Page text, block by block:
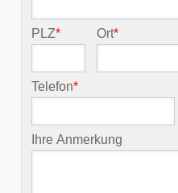
PLZ* Ort*
Telefon*
Ihre Anmerkung